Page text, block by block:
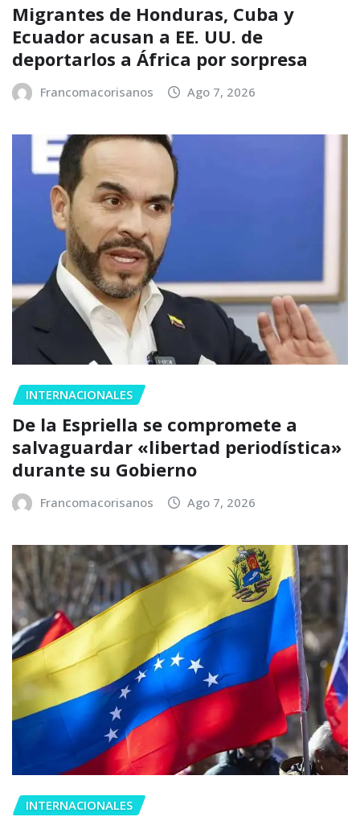
Migrantes de Honduras, Cuba y
Ecuador acusan a EE. UU. de
deportarlos a África por sorpresa
Francomacorisanos Ago 7, 2026
INTERNACIONALES
De la Espriella se compromete a
salvaguardar «libertad periodística»
durante su Gobierno
Francomacorisanos Ago 7, 2026
INTERNACIONALES